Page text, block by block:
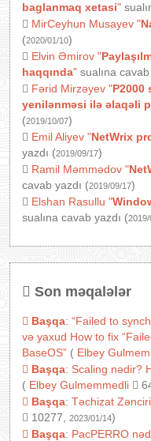
baglanmaq xetasi"
MirCeyhun Musayev "
(2020/01/10)
Elvin Əmirov "
haqqında" sualına
Fərid Mirzəyev "P2000
yenilənməsi ilə əlaqəli
(2019/10/07)
Emil Aliyev "NetWrix
yazdı (2019/09/17)
Ramil Məmmədov "
cavab yazdı (2019/09/17)
Elshan Rasullu "
sualına cavab yazdı (
Son məqalələr
Başqa: “Failed to
və yaxud How to fix
BaseOS” ( Elbey
Başqa: Scaling nədir?
( Elbey Gulmemmedli
Başqa: Təchizat
10277,
2023/01/14)
Başqa: PacPERRO